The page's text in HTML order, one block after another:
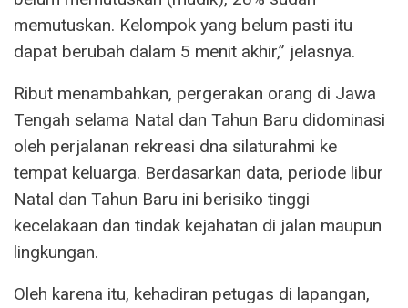
memutuskan. Kelompok yang belum pasti itu
dapat berubah dalam 5 menit akhir,” jelasnya.
Ribut menambahkan, pergerakan orang di Jawa
Tengah selama Natal dan Tahun Baru didominasi
oleh perjalanan rekreasi dna silaturahmi ke
tempat keluarga. Berdasarkan data, periode libur
Natal dan Tahun Baru ini berisiko tinggi
kecelakaan dan tindak kejahatan di jalan maupun
lingkungan.
Oleh karena itu, kehadiran petugas di lapangan,